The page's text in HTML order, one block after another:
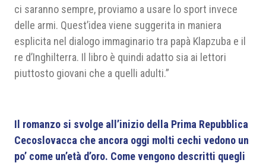
ci saranno sempre, proviamo a usare lo sport invece
delle armi. Quest’idea viene suggerita in maniera
esplicita nel dialogo immaginario tra papà Klapzuba e il
re d’Inghilterra. Il libro è quindi adatto sia ai lettori
piuttosto giovani che a quelli adulti.”
Il romanzo si svolge all’inizio della Prima Repubblica
Cecoslovacca che ancora oggi molti cechi vedono un
po’ come un’età d’oro. Come vengono descritti quegli